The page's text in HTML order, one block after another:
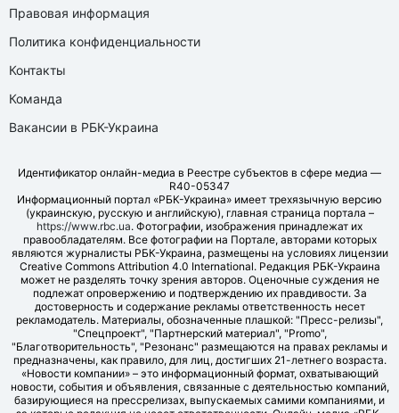
Правовая информация
Политика конфиденциальности
Контакты
Команда
Вакансии в РБК-Украина
Идентификатор онлайн-медиа в Реестре субъектов в сфере медиа —
R40-05347
Информационный портал «РБК-Украина» имеет трехязычную версию
(украинскую, русскую и английскую), главная страница портала –
https://www.rbc.ua. Фотографии, изображения принадлежат их
правообладателям. Все фотографии на Портале, авторами которых
являются журналисты РБК-Украина, размещены на условиях лицензии
Creative Commons Attribution 4.0 International. Редакция РБК-Украина
может не разделять точку зрения авторов. Оценочные суждения не
подлежат опровержению и подтверждению их правдивости. За
достоверность и содержание рекламы ответственность несет
рекламодатель. Материалы, обозначенные плашкой: "Пресс-релизы",
"Спецпроект", "Партнерский материал", "Promo",
"Благотворительность", "Резонанс" размещаются на правах рекламы и
предназначены, как правило, для лиц, достигших 21-летнего возраста.
«Новости компании» – это информационный формат, охватывающий
новости, события и объявления, связанные с деятельностью компаний,
базирующиеся на прессрелизах, выпускаемых самими компаниями, и